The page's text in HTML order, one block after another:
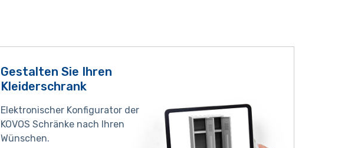
Gestalten Sie Ihren
Kleiderschrank
Elektronischer Konfigurator der
KOVOS Schränke nach Ihren
Wünschen.